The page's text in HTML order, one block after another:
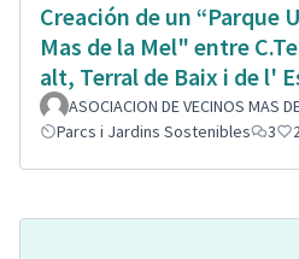
Creación de un “Parque
Mas de la Mel" entre
alt, Terral de Baix i de l'
ASOCIACION DE VECINOS MAS
Parcs i Jardins Sostenibles
3